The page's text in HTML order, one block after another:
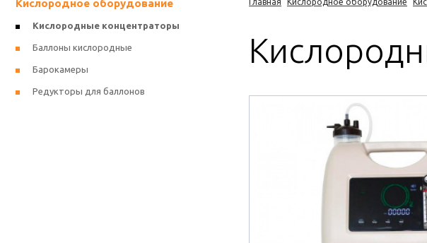
Кислородное оборудование
Кислородные концентраторы
Баллоны кислородные
Барокамеры
Редукторы для баллонов